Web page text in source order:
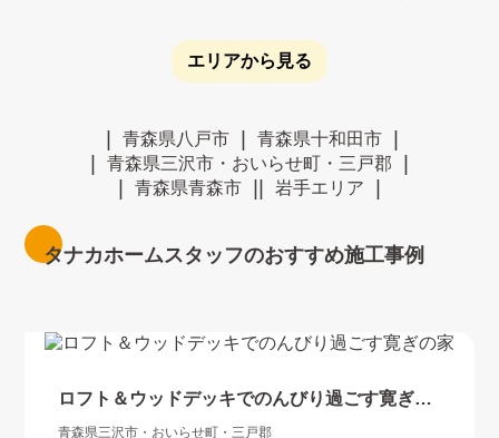
エリアから見る
青森県八戸市
青森県十和田市
青森県三沢市・おいらせ町・三戸郡
青森県青森市
岩手エリア
タナカホームスタッフのおすすめ施工事例
ロフト＆ウッドデッキでのんびり過ごす寛ぎの
家
青森県三沢市・おいらせ町・三戸郡